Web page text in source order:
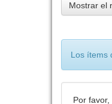
Mostrar el
Los ítems
Por